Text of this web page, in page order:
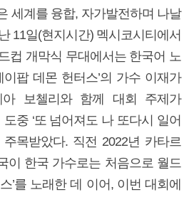
세계를 융합, 자가발전하며 나날
11일(현지시간) 멕시코시티에서
컵 개막식 무대에서는 한국어 노
이팝 데몬 헌터스’의 가수 이재가
아 보첼리와 함께 대회 주제가
도중 ‘또 넘어져도 나 또다시 일어
목받았다. 직전 2022년 카타르
이 한국 가수로는 처음으로 월드
’를 노래한 데 이어, 이번 대회에